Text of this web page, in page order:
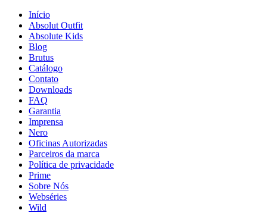
Início
Absolut Outfit
Absolute Kids
Blog
Brutus
Catálogo
Contato
Downloads
FAQ
Garantia
Imprensa
Nero
Oficinas Autorizadas
Parceiros da marca
Política de privacidade
Prime
Sobre Nós
Webséries
Wild